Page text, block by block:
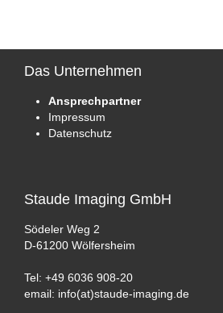
Das Unternehmen
Ansprechpartner
Impressum
Datenschutz
Staude Imaging GmbH
Södeler Weg 2
D-61200 Wölfersheim
Tel: +49 6036 908-20
email: info(at)staude-imaging.de